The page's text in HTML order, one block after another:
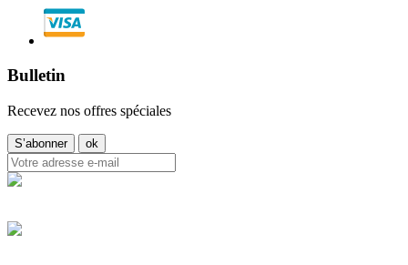
Bulletin
Recevez nos offres spéciales